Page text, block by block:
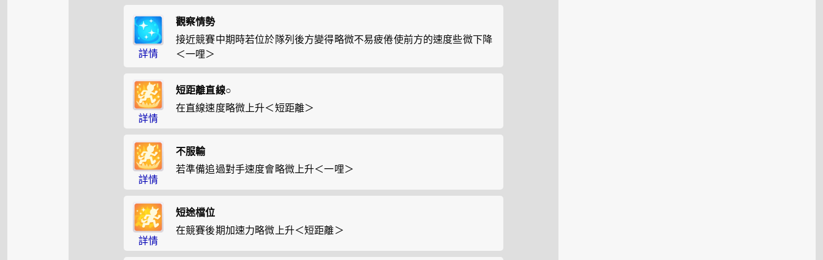
詳情
觀察情勢
接近競賽中期時若位於隊列後方變得略微不易疲倦使前方的速度些微下降
＜一哩＞
詳情
短距離直線○
在直線速度略微上升＜短距離＞
詳情
不服輸
若準備追過對手速度會略微上升＜一哩＞
詳情
短途檔位
在競賽後期加速力略微上升＜短距離＞